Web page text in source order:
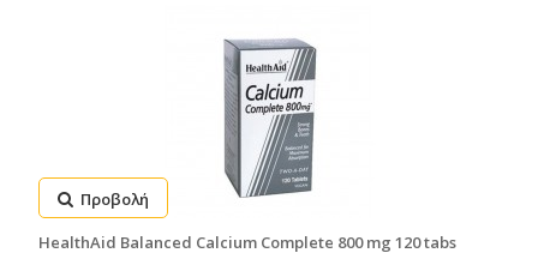
Προβολή
HealthAid Balanced Calcium Complete 800 mg 120 tabs